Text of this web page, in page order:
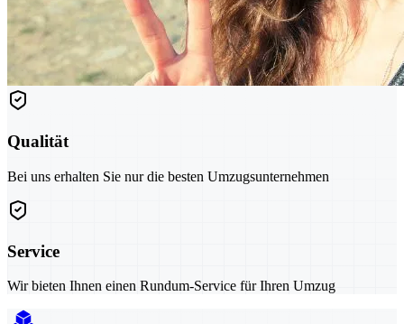
Qualität
Bei uns erhalten Sie nur die besten Umzugsunternehmen
Service
Wir bieten Ihnen einen Rundum-Service für Ihren Umzug